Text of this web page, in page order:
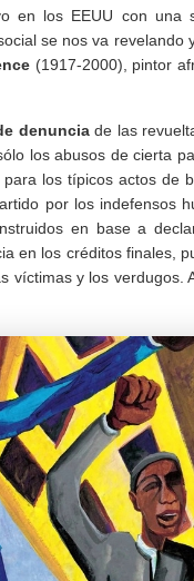
en los EEUU con una
se nos va
(1917-2000), pintor
denunciade las
los abusos de cierta
los típicos actos de
por los indefensos
en base a
en los créditos finales,
víctimas y los verdugos.